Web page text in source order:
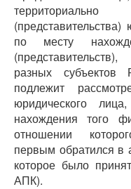
по месту
разных
подлежит
юридического
нахождения того
отношении
первым обратился в
которое было
АПК).